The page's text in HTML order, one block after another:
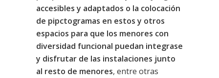
accesibles y adaptados o la colocación
de pipctogramas en estos y otros
espacios para que los menores con
diversidad funcional puedan integrase
y disfrutar de las instalaciones junto
al resto de menores, entre otras